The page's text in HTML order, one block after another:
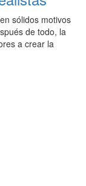
sólidos motivos
de todo, la
a crear la